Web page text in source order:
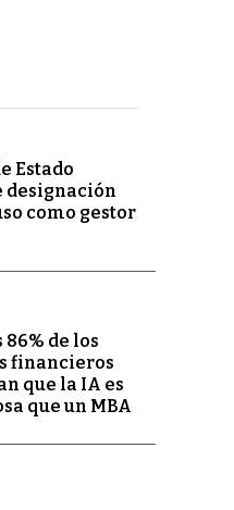
Estado
designación
como gestor
de los
financieros
que la IA es
que un MBA